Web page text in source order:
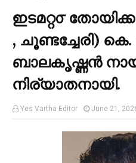
ഇടമറ്റ൦
, ചൂണ്ടച്ചേരി)
ബാലകൃഷ്ണൻ
നിര്യാതനായി.
Yes Vartha Editor June 21,